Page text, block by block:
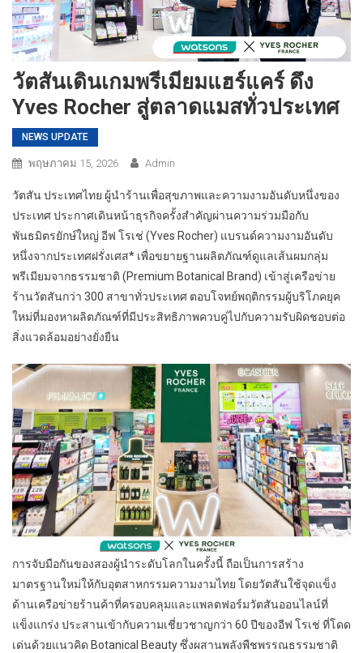
วัตสันเดินเกมพรีเมียมแฮร์แคร์ ดึง
Yves Rocher สู่ตลาดแมสทั่วประเทศ
NEWS UPDATE
พฤษภาคม 15, 2026 Admin
วัตสัน ประเทศไทย ผู้นำร้านเพื่อสุขภาพและความงามอันดับหนึ่งของ
ประเทศ ประกาศเดินหน้าธุรกิจครั้งสำคัญผ่านความร่วมมือกับ
พันธมิตรยักษ์ใหญ่ อีฟ โรเช่ (Yves Rocher) แบรนด์ความงามอันดับ
หนึ่งจากประเทศฝรั่งเศส* เพื่อขยายฐานผลิตภัณฑ์ดูแลเส้นผมกลุ่ม
พรีเมียมจากธรรมชาติ (Premium Botanical Brand) เข้าสู่เครือข่าย
ร้านวัตสันกว่า 300 สาขาทั่วประเทศ ตอบโจทย์พฤติกรรมผู้บริโภคยุค
ใหม่ที่มองหาผลิตภัณฑ์ที่มีประสิทธิภาพควบคู่ไปกับความรับผิดชอบต่อ
สิ่งแวดล้อมอย่างยั่งยืน
การจับมือกันของสองผู้นำระดับโลกในครั้งนี้ ถือเป็นการสร้าง
มาตรฐานใหม่ให้กับอุตสาหกรรมความงามไทย โดยวัตสันใช้จุดแข็ง
ด้านเครือข่ายร้านค้าที่ครอบคลุมและแพลตฟอร์มวัตสันออนไลน์ที่
แข็งแกร่ง ประสานเข้ากับความเชี่ยวชาญกว่า 60 ปีของอีฟ โรเช่ ที่โดด
เด่นด้วยแนวคิด Botanical Beauty ซึ่งผสานพลังพืชพรรณธรรมชาติ